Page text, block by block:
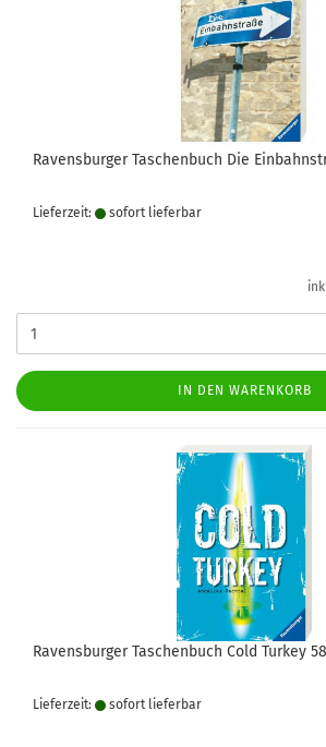
Ravensburger Taschenbuch Die
Lieferzeit: sofort lie­fer­bar
IN DEN WARENKORB
Ravensburger Taschenbuch Cold Turkey
Lieferzeit: sofort lie­fer­bar